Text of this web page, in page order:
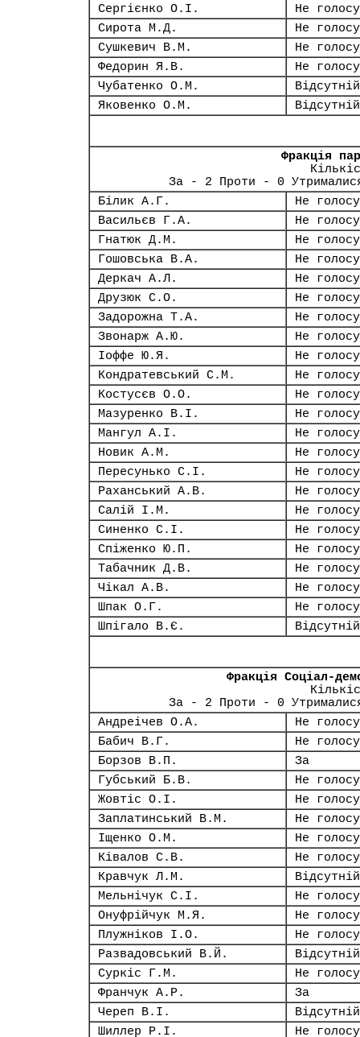
Сергієнко О.І.
Не
Сирота М.Д.
Не
Сушкевич В.М.
Не
Федорин Я.В.
Не
Чубатенко О.М.
Відсутній
Яковенко О.М.
Відсутній
Фракція
За - 2 Проти - 0
Білик А.Г.
Не
Васильєв Г.А.
Не
Гнатюк Д.М.
Не
Гошовська В.А.
Не
Деркач А.Л.
Не
Друзюк С.О.
Не
Задорожна Т.А.
Не
Звонарж А.Ю.
Не
Іоффе Ю.Я.
Не
Кондратевський С.М.
Не
Костусєв О.О.
Не
Мазуренко В.І.
Не
Мангул А.І.
Не
Новик А.М.
Не
Пересунько С.І.
Не
Раханський А.В.
Не
Салій І.М.
Не
Синенко С.І.
Не
Спіженко Ю.П.
Не
Табачник Д.В.
Не
Чікал А.В.
Не
Шпак О.Г.
Не
Шпігало В.Є.
Відсутній
Фракція Соціал-
За - 2 Проти - 0
Андреічев О.А.
Не
Бабич В.Г.
Не
Борзов В.П.
За
Губський Б.В.
Не
Жовтіс О.І.
Не
Заплатинський В.М.
Не
Іщенко О.М.
Не
Ківалов С.В.
Не
Кравчук Л.М.
Відсутній
Мельнічук С.І.
Не
Онуфрійчук М.Я.
Не
Плужніков І.О.
Не
Развадовський В.Й.
Відсутній
Суркіс Г.М.
Не
Франчук А.Р.
За
Череп В.І.
Відсутній
Шиллер Р.І.
Не